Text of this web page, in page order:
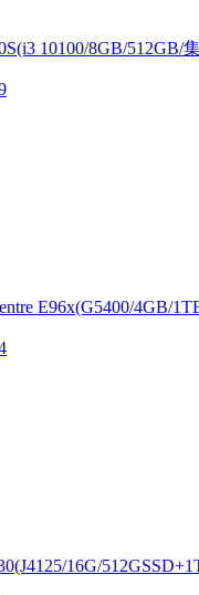
10100/8GB/512GB/
E96x(G5400/4GB/
16G/